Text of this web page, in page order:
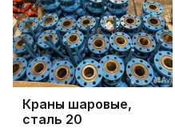
Краны шаровые,
сталь 20